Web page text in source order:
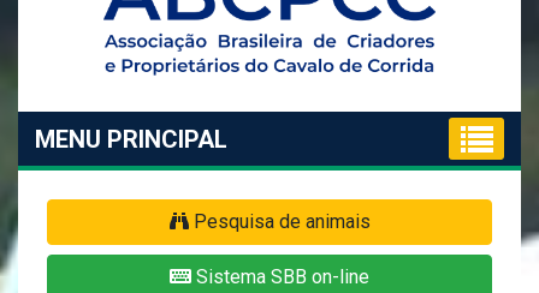
MENU PRINCIPAL
Pesquisa de animais
Sistema SBB on-line